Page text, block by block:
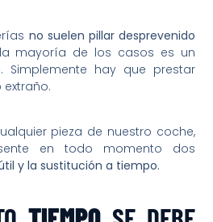
no suelen pillar desprevenido
mayoría de los casos es un
. Simplemente hay que prestar
pieza de nuestro coche,
en todo momento dos
y la sustitución a tiempo.